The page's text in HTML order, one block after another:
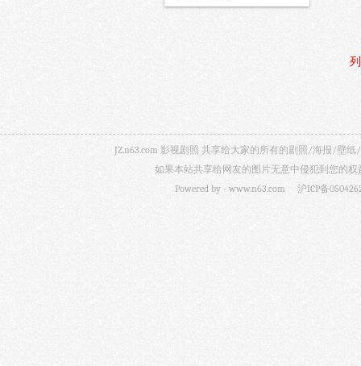
JZ.n63.com 影视剧照 共享给大家的所有的剧照/海报/壁
如果本站共享给网友的图片无意中侵犯到您的
Powered by - www.n63.com 沪ICP备